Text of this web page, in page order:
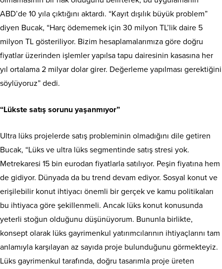
ABD’de 10 yıla çıktığını aktardı. “Kayıt dışılık büyük problem”
diyen Bucak, “Harç ödememek için 30 milyon TL’lik daire 5
milyon TL gösteriliyor. Bizim hesaplamalarımıza göre doğru
fiyatlar üzerinden işlemler ya­pılsa tapu dairesinin kasasına her
yıl ortalama 2 milyar dolar girer. Değerleme yapılması ge­rektiğini
söylüyoruz” dedi.
“Lükste satış sorunu yaşanmıyor”
Ultra lüks projelerde satış probleminin olmadığını dile getiren
Bucak, “Lüks ve ultra lüks segmentinde satış stresi yok.
Metrekaresi 15 bin eurodan fiyatlarla satılıyor. Peşin fiyatına hem
de gidiyor. Dünyada da bu trend devam ediyor. Sosyal konut ve
erişilebilir konut ihtiyacı önemli bir gerçek ve kamu politikaları
bu ihtiyaca göre şekillenmeli. Ancak lüks konut konusunda
yeterli stoğun olduğunu düşünüyorum. Bununla birlikte,
konsept olarak lüks gayrimenkul yatırımcılarının ihtiyaçlarını tam
anlamıyla karşılayan az sayıda proje bulunduğunu görmekteyiz.
Lüks gayrimenkul tarafında, doğru tasarımla proje üreten